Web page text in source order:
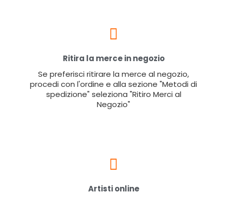
Ritira la merce in negozio
Se preferisci ritirare la merce al negozio,
procedi con l'ordine e alla sezione "Metodi di
spedizione" seleziona "Ritiro Merci al
Negozio"
Artisti online